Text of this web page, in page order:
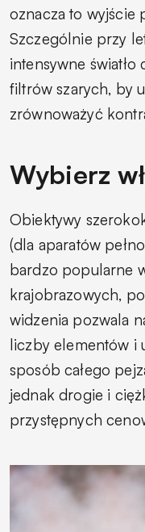
oznacza to wyjście
Szczególnie przy
intensywne światło
filtrów szarych, by
zrównoważyć
Wybierz
Obiektywy
(dla aparatów
bardzo popularne
krajobrazowych,
widzenia pozwala
liczby elementów i
sposób całego
jednak drogie i
przystępnych